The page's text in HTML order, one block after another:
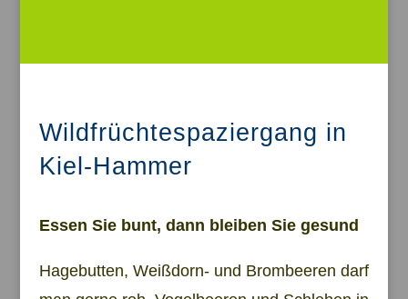
Wildfrüchtespaziergang in
Kiel-Hammer
Essen Sie bunt, dann bleiben Sie gesund
Hagebutten, Weißdorn- und Brombeeren darf